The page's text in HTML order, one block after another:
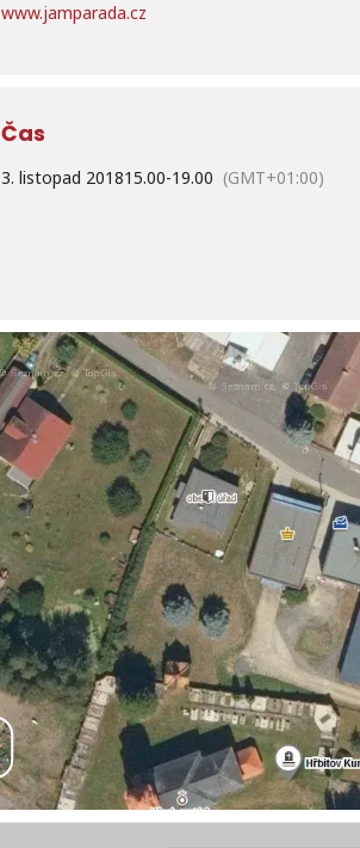
www.jamparada.cz
Čas
3. listopad 201815.00-19.00 (GMT+01:00)